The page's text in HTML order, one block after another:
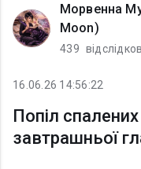
Морвенна
Moon)
439
16.06.26 14:56:22
Попіл
завтрашньої